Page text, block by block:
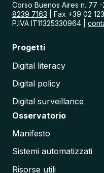
i
a
n
l
s
d
l
e
C
r
i
Corso Buenos Aires n. 77
8239 7163 | Fax +39 02
P.IVA IT11325330964 |
Progetti
Digital literacy
Digital policy
Digital surveillance
Osservatorio
Manifesto
Sistemi automatizzati
Risorse utili